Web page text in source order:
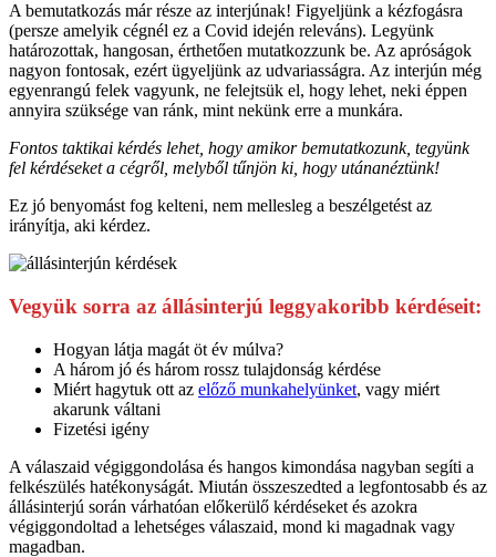
A bemutatkozás már része az interjúnak! Figyeljünk a kézfogásra
(persze amelyik cégnél ez a Covid idején releváns). Legyünk
határozottak, hangosan, érthetően mutatkozzunk be. Az apróságok
nagyon fontosak, ezért ügyeljünk az udvariasságra. Az interjún még
egyenrangú felek vagyunk, ne felejtsük el, hogy lehet, neki éppen
annyira szüksége van ránk, mint nekünk erre a munkára.
Fontos taktikai kérdés lehet, hogy amikor bemutatkozunk, tegyünk
fel kérdéseket a cégről, melyből tűnjön ki, hogy utánanéztünk!
Ez jó benyomást fog kelteni, nem mellesleg a beszélgetést az
irányítja, aki kérdez.
Vegyük sorra az állásinterjú leggyakoribb kérdéseit:
Hogyan látja magát öt év múlva?
A három jó és három rossz tulajdonság kérdése
Miért hagytuk ott az előző munkahelyünket, vagy miért
akarunk váltani
Fizetési igény
A válaszaid végiggondolása és hangos kimondása nagyban segíti a
felkészülés hatékonyságát. Miután összeszedted a legfontosabb és az
állásinterjú során várhatóan előkerülő kérdéseket és azokra
végiggondoltad a lehetséges válaszaid, mond ki magadnak vagy
magadban.